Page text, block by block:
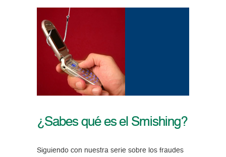
¿Sabes qué es el Smishing?
Siguiendo con nuestra serie sobre los fraudes